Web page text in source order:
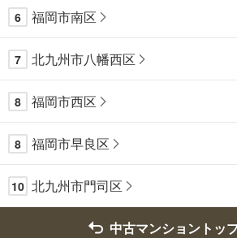
6 福岡市南区
7 北九州市八幡西区
8 福岡市西区
8 福岡市早良区
10 北九州市門司区
中古マンショントッ